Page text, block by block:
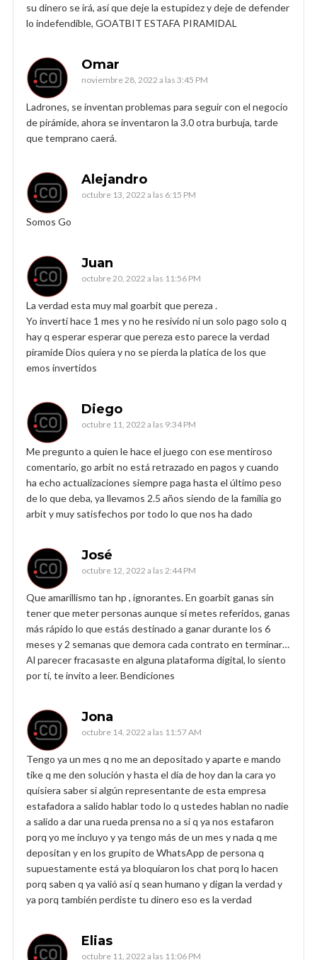
su dinero se irá, así que deje la estupidez y deje de defender
lo indefendible, GOATBIT ESTAFA PIRAMIDAL
Omar
noviembre 28, 2022 a las 3:45 PM
Ladrones, se inventan problemas para seguir con el negocio
de pirámide, ahora se inventaron la 3.0 otra burbuja, tarde
que temprano caerá.
Alejandro
octubre 13, 2022 a las 6:15 PM
Somos Go
Juan
octubre 20, 2022 a las 11:56 PM
La verdad esta muy mal goarbit que pereza .
Yo invertí hace 1 mes y no he resivido ni un solo pago solo q
hay q esperar esperar que pereza esto parece la verdad
piramide Dios quiera y no se pierda la platica de los que
emos invertidos
Diego
octubre 11, 2022 a las 9:34 PM
Me pregunto a quien le hace el juego con ese mentiroso
comentario, go arbit no está retrazado en pagos y cuando
ha echo actualizaciones siempre paga hasta el último peso
de lo que deba, ya llevamos 2.5 años siendo de la familia go
arbit y muy satisfechos por todo lo que nos ha dado
José
octubre 12, 2022 a las 2:44 PM
Que amarillismo tan hp , ignorantes. En goarbit ganas sin
tener que meter personas aunque si metes referidos, ganas
más rápido lo que estás destinado a ganar durante los 6
meses y 2 semanas que demora cada contrato en terminar…
Al parecer fracasaste en alguna plataforma digital, lo siento
por tí, te invito a leer. Bendiciones
Jona
octubre 14, 2022 a las 11:57 AM
Tengo ya un mes q no me an depositado y aparte e mando
tike q me den solución y hasta el día de hoy dan la cara yo
quisiera saber si algún representante de esta empresa
estafadora a salido hablar todo lo q ustedes hablan no nadie
a salido a dar una rueda prensa no a si q ya nos estafaron
porq yo me incluyo y ya tengo más de un mes y nada q me
depositan y en los grupito de WhatsApp de persona q
supuestamente está ya bloquiaron los chat porq lo hacen
porq saben q ya valió así q sean humano y digan la verdad y
ya porq también perdiste tu dinero eso es la verdad
Elias
octubre 11, 2022 a las 11:06 PM